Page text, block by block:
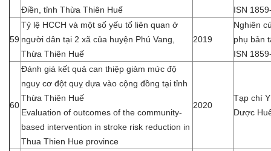
Điền, tỉnh Thừa Thiên Huế
ISN
59
Tỷ lệ HCCH và một số yếu tố liên quan ở
người dân tại 2 xã của huyện Phú Vang,
Thừa Thiên Huế
2019
Nghiên
phụ bản
ISN
60
Đánh giá kết quả can thiệp giảm mức độ
nguy cơ đột quỵ dựa vào cộng đồng tại tỉnh
Thừa Thiên Huế
Evaluation of outcomes of the community-
based intervention in stroke risk reduction in
Thua Thien Hue province
2020
Tạp chí
Dược